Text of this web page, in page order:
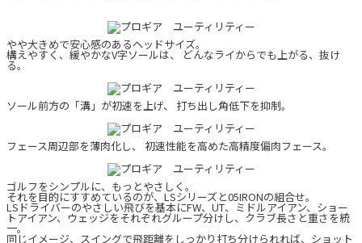
やや大きめで安心感のあるヘッドサイズ。
構えやすく、緩やかなV字ソールは、 どんなライからでも上がる、抜け
る。
ソール前方の「溝」が初速を上げ、 打ち出し角低下を抑制。
フェース周辺部を薄肉化し、 初速性能を高めた高精度偏肉フェース。
ゴルフをシンプルに、もっとやさしく。
それを目的にすすめているのが、LSシリーズと05IRONの組合せ。
LSドライバーのやさしい飛びを基本にFW、UT、ミドルアイアン、ショー
トアイアン、ウェッジをそれぞれグループ分けし、クラブ長さと重さを統
一。
同じイメージ、スイングで飛距離をしっかり打ち分けられれば、ショット